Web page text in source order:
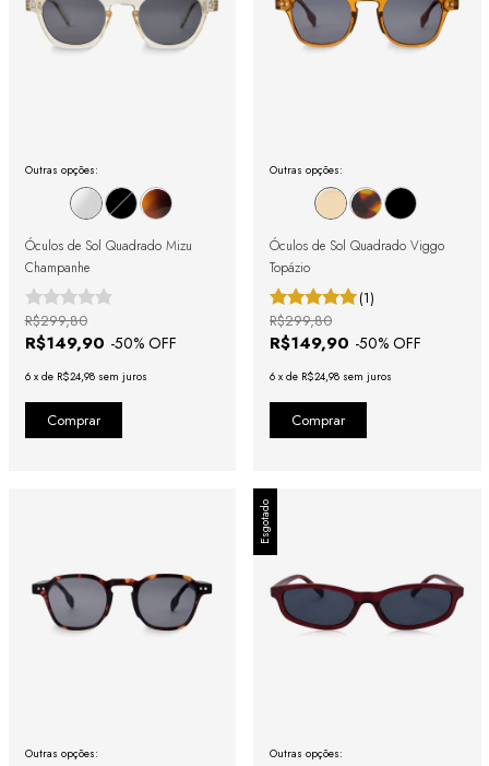
Outras opções:
Óculos de Sol Quadrado Mizu
Champanhe
R$149,90 -50% OFF
R$299,80
6 x de R$24,98 sem juros
Outras opções:
Óculos de Sol Quadrado Viggo
Topázio
(1)
R$149,90 -50% OFF
R$299,80
6 x de R$24,98 sem juros
Outras opções:
Esgotado
Outras opções: